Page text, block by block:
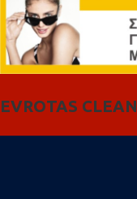
EVROTAS CLEAN